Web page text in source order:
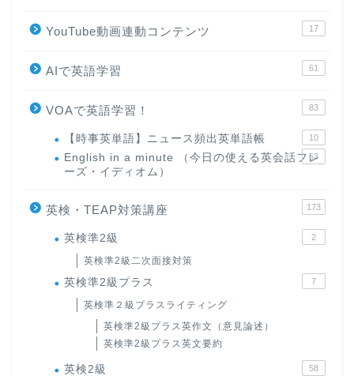
YouTube動画連動コンテンツ 17
AIで英語学習 61
VOAで英語学習！ 83
【時事英単語】ニュース頻出英単語帳 10
English in a minute （今日の使える英会話フレ
ーズ・イディオム）
63
英検・TEAP対策講座 173
英検準2級 2
英検準2級二次面接対策
英検準2級プラス 7
英検準２級プラスライティング
英検準2級プラス英作文（意見論述）
英検準2級プラス英文要約
英検2級 58